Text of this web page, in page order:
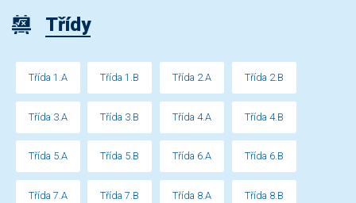
Třídy
Třída 1.A Třída 1.B Třída 2.A Třída 2.B
Třída 3.A Třída 3.B Třída 4.A Třída 4.B
Třída 5.A Třída 5.B Třída 6.A Třída 6.B
Třída 7.A Třída 7.B Třída 8.A Třída 8.B